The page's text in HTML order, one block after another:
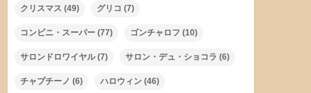
クリスマス (49) グリコ (7)
コンビニ・スーパー (77) ゴンチャロフ (10)
サロンドロワイヤル(7) サロン・デュ・ショコラ (6)
チャプチーノ (6) ハロウィン (46)